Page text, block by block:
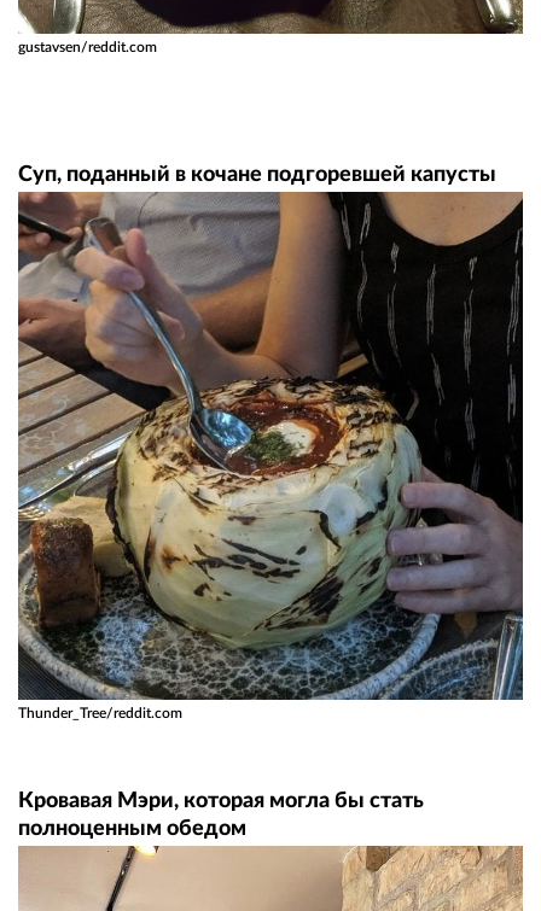
gustavsen/reddit.com
Суп, поданный в кочане подгоревшей капусты
Thunder_Tree/reddit.com
Кровавая Мэри, которая могла бы стать
полноценным обедом